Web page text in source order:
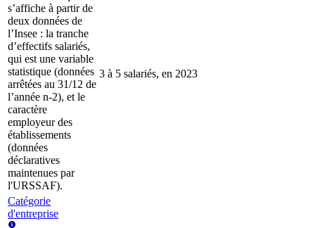
s’affiche à partir de
deux données de
l’Insee : la tranche
d’effectifs salariés,
qui est une variable
statistique (données
arrêtées au 31/12 de
l’année n-2), et le
caractère
employeur des
établissements
(données
déclaratives
maintenues par
l'URSSAF).
3 à 5 salariés, en 2023
Catégorie
d'entreprise